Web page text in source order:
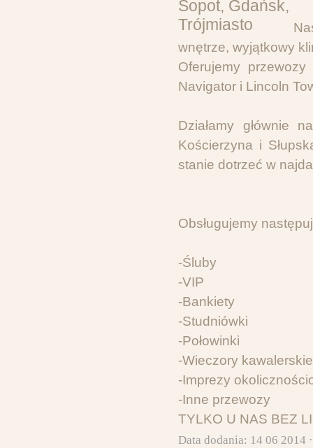
wnętrze, wyjątkowy
Oferujemy
Navigator i Lincoln
Działamy głównie
Kościerzyna i
stanie dotrzeć w
Obsługujemy
-Śluby
-VIP
-Bankiety
-Studniówki
-Połowinki
-Wieczory
-Imprezy
-Inne przewozy
TYLKO U NAS BEZ
Data dodania: 14 06 2014